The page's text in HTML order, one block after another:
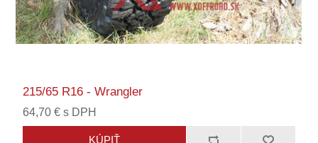
215/65 R16 - Wrangler
64,70 € s DPH